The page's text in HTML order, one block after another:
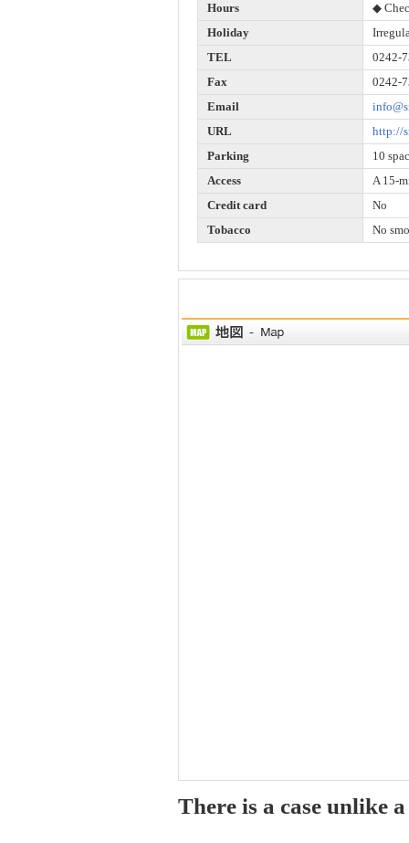
Hours
◆
Holiday
TEL
0242-
Fax
0242-
Email
URL
http://
Parking
10
Access
A 15-
Credit card
No
Tobacco
No
There is a case unlike